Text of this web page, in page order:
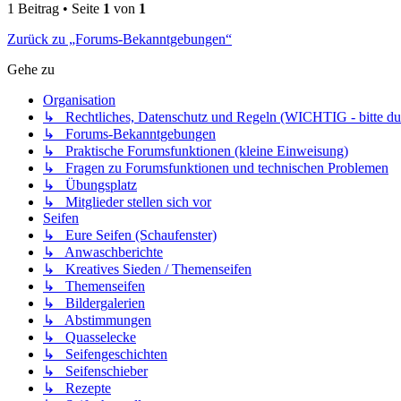
1 Beitrag • Seite 1 von 1
Zurück zu „Forums-Bekanntgebungen“
Gehe zu
Organisation
↳ Rechtliches, Datenschutz und Regeln (WICHTIG - bitte
↳ Forums-Bekanntgebungen
↳ Praktische Forumsfunktionen (kleine Einweisung)
↳ Fragen zu Forumsfunktionen und technischen Problemen
↳ Übungsplatz
↳ Mitglieder stellen sich vor
Seifen
↳ Eure Seifen (Schaufenster)
↳ Anwaschberichte
↳ Kreatives Sieden / Themenseifen
↳ Themenseifen
↳ Bildergalerien
↳ Abstimmungen
↳ Quasselecke
↳ Seifengeschichten
↳ Seifenschieber
↳ Rezepte